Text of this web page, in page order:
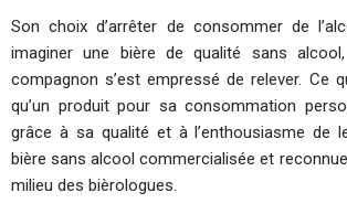
Son choix d’arrêter de consommer de
imaginer une bière de qualité sans
compagnon s’est empressé de relever. Ce
qu’un produit pour sa consommation
grâce à sa qualité et à l’enthousiasme de
bière sans alcool commercialisée et
milieu des bièrologues.